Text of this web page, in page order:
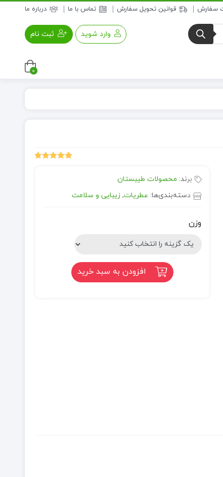
سفارش قوانین تحویل سفارش تماس با ما درباره ما
وارد شوید ثبت نام
0
برند: محصولات طیبستان
دسته‌بندی‌ها: عطریات, زیبایی و سلامت
وزن
افزودن به سبد خرید